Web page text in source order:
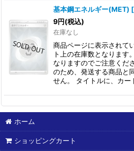
基本鋼エネルギー(MET) [
9円(税込)
在庫なし
商品ページに表示されて
ト上の在庫数となります
なりますのでご注意くだ
のため、発送する商品と
せん。 タイトルに、カー
ホーム
ショッピングカート